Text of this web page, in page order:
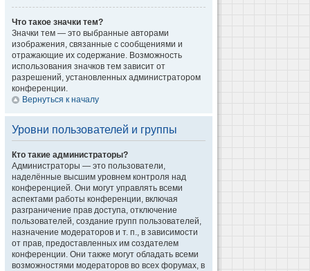
Что такое значки тем?
Значки тем — это выбранные авторами
изображения, связанные с сообщениями и
отражающие их содержание. Возможность
использования значков тем зависит от
разрешений, установленных администратором
конференции.
Вернуться к началу
Уровни пользователей и группы
Кто такие администраторы?
Администраторы — это пользователи,
наделённые высшим уровнем контроля над
конференцией. Они могут управлять всеми
аспектами работы конференции, включая
разграничение прав доступа, отключение
пользователей, создание групп пользователей,
назначение модераторов и т. п., в зависимости
от прав, предоставленных им создателем
конференции. Они также могут обладать всеми
возможностями модераторов во всех форумах, в